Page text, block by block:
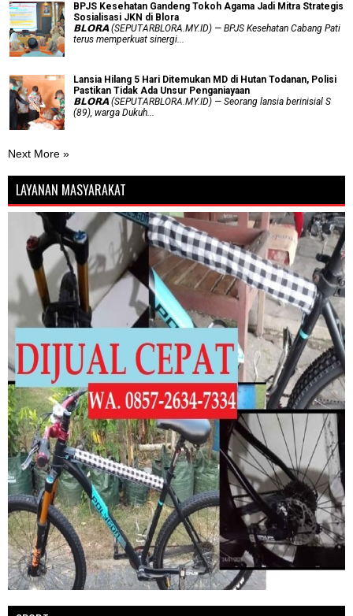
BPJS Kesehatan Gandeng Tokoh Agama Jadi Mitra Strategis
Sosialisasi JKN di Blora
𝗕𝗟𝗢𝗥𝗔 (SEPUTARBLORA.MY.ID) — BPJS Kesehatan Cabang Pati
terus memperkuat sinergi...
Lansia Hilang 5 Hari Ditemukan MD di Hutan Todanan, Polisi
Pastikan Tidak Ada Unsur Penganiayaan
𝗕𝗟𝗢𝗥𝗔 (SEPUTARBLORA.MY.ID) — Seorang lansia berinisial S
(89), warga Dukuh...
Next More »
LAYANAN MASYARAKAT